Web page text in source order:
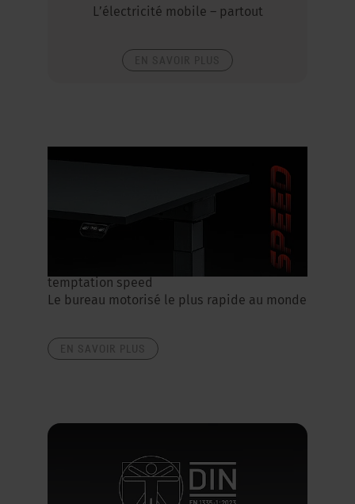
L’électricité mobile – partout
temptation speed
Le bureau motorisé le plus rapide au monde